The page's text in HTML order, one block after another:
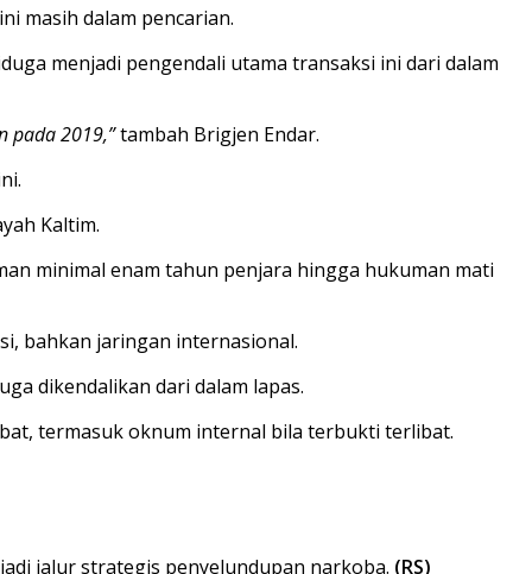
masih dalam pencarian.
menjadi pengendali utama transaksi ini dari dalam
pada 2019,”tambah Brigjen Endar.
Kaltim.
minimal enam tahun penjara hingga hukuman mati
bahkan jaringan internasional.
dikendalikan dari dalam lapas.
termasuk oknum internal bila terbukti terlibat.
jalur strategis penyelundupan narkoba. (RS)